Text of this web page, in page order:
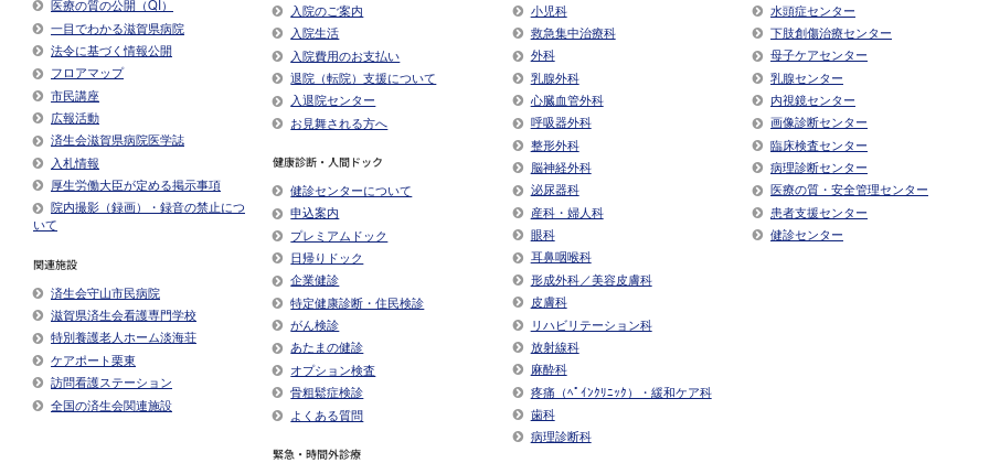
医療の質の公開（QI）
一目でわかる滋賀県病院
法令に基づく情報公開
フロアマップ
市民講座
広報活動
済生会滋賀県病院医学誌
入札情報
厚生労働大臣が定める掲示事項​
院内撮影（録画）・録音の禁止につ
いて
関連施設
済生会守山市民病院
滋賀県済生会看護専門学校
特別養護老人ホーム淡海荘
ケアポート栗東
訪問看護ステーション
全国の済生会関連施設
入院のご案内
入院生活
入院費用のお支払い
退院（転院）支援について
入退院センター
お見舞される方へ
健康診断・人間ドック
健診センターについて
申込案内
プレミアムドック
日帰りドック
企業健診
特定健康診断・住民検診
がん検診
あたまの健診
オプション検査
骨粗鬆症検診
よくある質問
緊急・時間外診療
小児科
救急集中治療科
外科
乳腺外科
心臓血管外科
呼吸器外科
整形外科
脳神経外科
泌尿器科
産科・婦人科
眼科
耳鼻咽喉科
形成外科／美容皮膚科
皮膚科
リハビリテーション科
放射線科
麻酔科
疼痛（ﾍﾟｲﾝｸﾘﾆｯｸ）・緩和ケア科
歯科
病理診断科
水頭症センター
下肢創傷治療センター
母子ケアセンター
乳腺センター
内視鏡センター
画像診断センター
臨床検査センター
病理診断センター
医療の質・安全管理センター
患者支援センター
健診センター